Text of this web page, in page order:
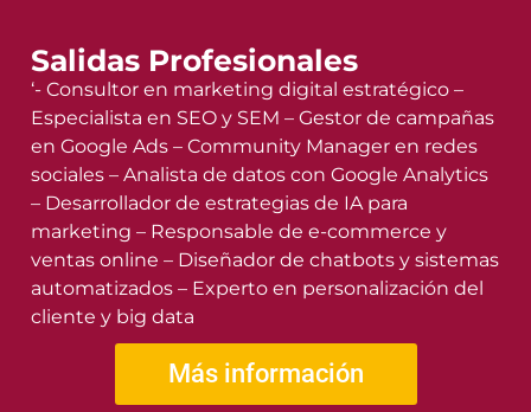
Salidas Profesionales
‘- Consultor en marketing digital estratégico –
Especialista en SEO y SEM – Gestor de campañas
en Google Ads – Community Manager en redes
sociales – Analista de datos con Google Analytics
– Desarrollador de estrategias de IA para
marketing – Responsable de e-commerce y
ventas online – Diseñador de chatbots y sistemas
automatizados – Experto en personalización del
cliente y big data
Más información